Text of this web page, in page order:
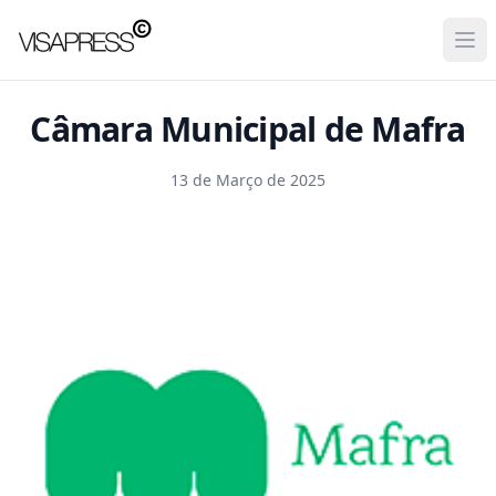
Visapress
Câmara Municipal de Mafra
13 de Março de 2025